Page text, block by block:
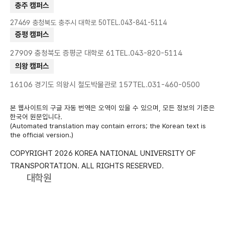
국립한국교통대학교
대학원
충주 캠퍼스
27469 충청북도 충주시 대학로 50TEL.043-841-5114
증평 캠퍼스
27909 충청북도 증평군 대학로 61TEL.043-820-5114
의왕 캠퍼스
16106 경기도 의왕시 철도박물관로 157TEL.031-460-0500
본 웹사이트의 구글 자동 번역은 오역이 있을 수 있으며, 모든 정보의 기준은
한국어 원문입니다.
(Automated translation may contain errors; the Korean text is
the official version.)
COPYRIGHT 2026 KOREA NATIONAL UNIVERSITY OF
TRANSPORTATION. ALL RIGHTS RESERVED.